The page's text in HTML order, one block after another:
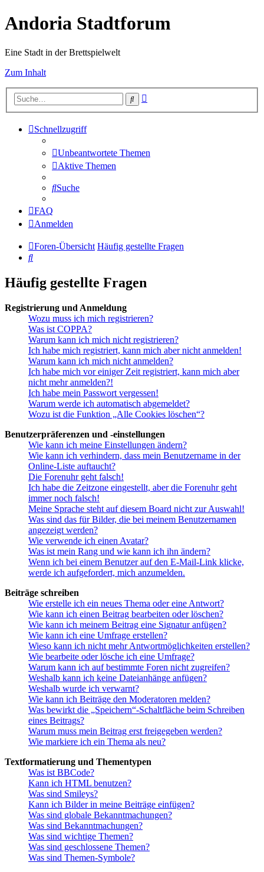
Andoria Stadtforum
Eine Stadt in der Brettspielwelt
Zum Inhalt
Suche
Schnellzugriff
Unbeantwortete Themen
Aktive Themen
Suche
FAQ
Anmelden
Foren-Übersicht Häufig gestellte Fragen
Suche
Häufig gestellte Fragen
Registrierung und Anmeldung
Wozu muss ich mich registrieren?
Was ist COPPA?
Warum kann ich mich nicht registrieren?
Ich habe mich registriert, kann mich aber nicht anmelden!
Warum kann ich mich nicht anmelden?
Ich habe mich vor einiger Zeit registriert, kann mich aber
nicht mehr anmelden?!
Ich habe mein Passwort vergessen!
Warum werde ich automatisch abgemeldet?
Wozu ist die Funktion „Alle Cookies löschen“?
Benutzerpräferenzen und -einstellungen
Wie kann ich meine Einstellungen ändern?
Wie kann ich verhindern, dass mein Benutzername in der
Online-Liste auftaucht?
Die Forenuhr geht falsch!
Ich habe die Zeitzone eingestellt, aber die Forenuhr geht
immer noch falsch!
Meine Sprache steht auf diesem Board nicht zur Auswahl!
Was sind das für Bilder, die bei meinem Benutzernamen
angezeigt werden?
Wie verwende ich einen Avatar?
Was ist mein Rang und wie kann ich ihn ändern?
Wenn ich bei einem Benutzer auf den E-Mail-Link klicke,
werde ich aufgefordert, mich anzumelden.
Beiträge schreiben
Wie erstelle ich ein neues Thema oder eine Antwort?
Wie kann ich einen Beitrag bearbeiten oder löschen?
Wie kann ich meinem Beitrag eine Signatur anfügen?
Wie kann ich eine Umfrage erstellen?
Wieso kann ich nicht mehr Antwortmöglichkeiten erstellen?
Wie bearbeite oder lösche ich eine Umfrage?
Warum kann ich auf bestimmte Foren nicht zugreifen?
Weshalb kann ich keine Dateianhänge anfügen?
Weshalb wurde ich verwarnt?
Wie kann ich Beiträge den Moderatoren melden?
Was bewirkt die „Speichern“-Schaltfläche beim Schreiben
eines Beitrags?
Warum muss mein Beitrag erst freigegeben werden?
Wie markiere ich ein Thema als neu?
Textformatierung und Thementypen
Was ist BBCode?
Kann ich HTML benutzen?
Was sind Smileys?
Kann ich Bilder in meine Beiträge einfügen?
Was sind globale Bekanntmachungen?
Was sind Bekanntmachungen?
Was sind wichtige Themen?
Was sind geschlossene Themen?
Was sind Themen-Symbole?